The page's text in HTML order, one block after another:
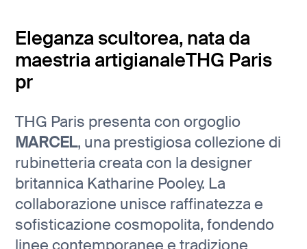
Eleganza scultorea, nata da
maestria artigianaleTHG Paris
pr
THG Paris presenta con orgoglio
MARCEL, una prestigiosa collezione di
rubinetteria creata con la designer
britannica Katharine Pooley. La
collaborazione unisce raffinatezza e
sofisticazione cosmopolita, fondendo
linee contemporanee e tradizione